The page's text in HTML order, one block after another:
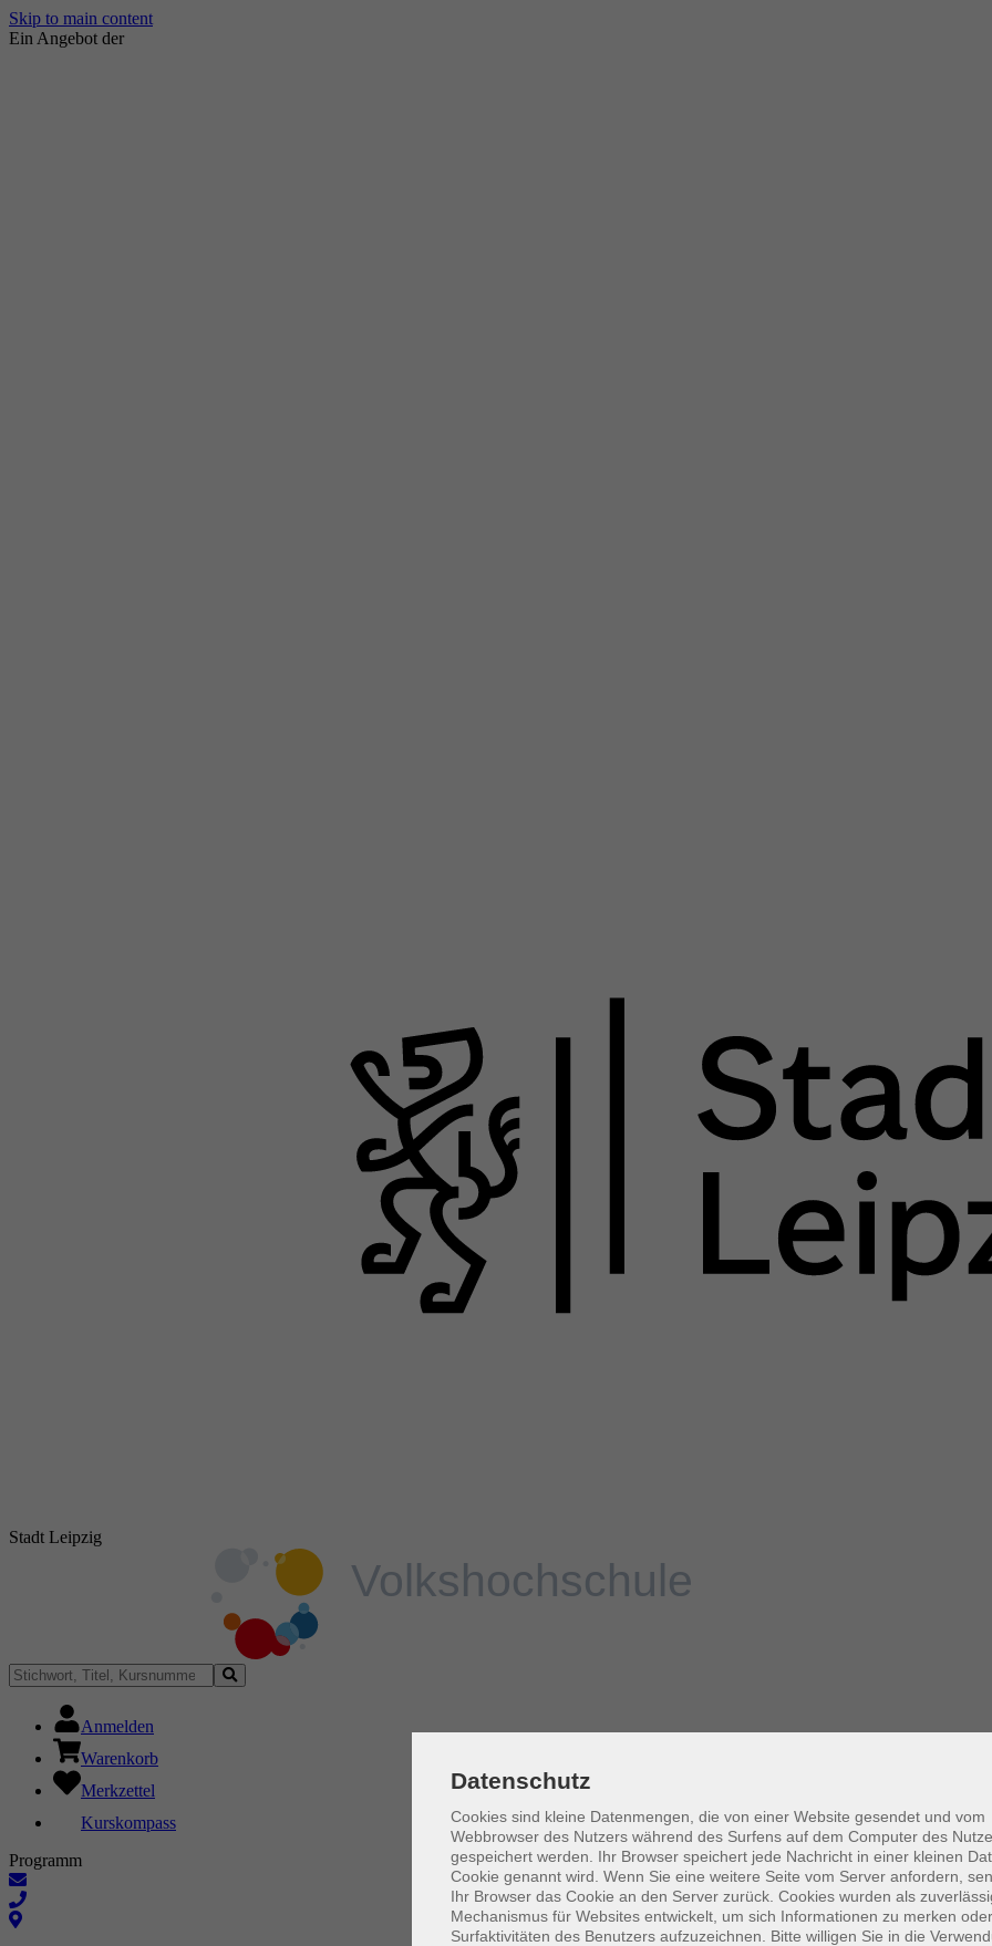
Skip to main content
Ein Angebot der
Stadt Leipzig
Anmelden
Warenkorb
Merkzettel
Kurskompass
Programm
Datenschutz
Cookies sind kleine Datenmengen, die von einer Website gesendet und vom
Webbrowser des Nutzers während des Surfens auf dem Computer des
gespeichert werden. Ihr Browser speichert jede Nachricht in einer kleinen
Cookie genannt wird. Wenn Sie eine weitere Seite vom Server anfordern,
Ihr Browser das Cookie an den Server zurück. Cookies wurden als
Mechanismus für Websites entwickelt, um sich Informationen zu merken
Surfaktivitäten des Benutzers aufzuzeichnen. Bitte willigen Sie in die